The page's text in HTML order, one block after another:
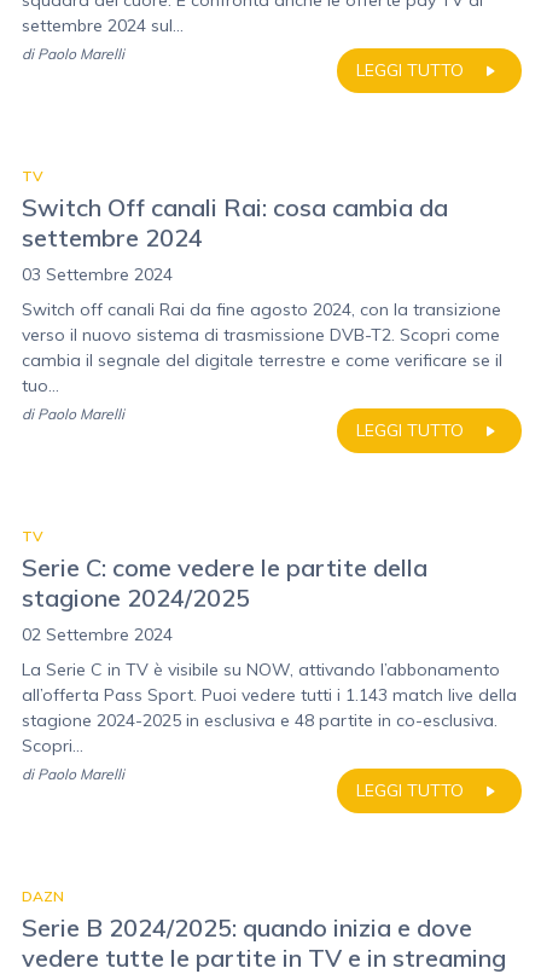
settembre 2024 sul...
LEGGI TUTTO
di Paolo Marelli
TV
Switch Off canali Rai: cosa cambia da
settembre 2024
03 Settembre 2024
Switch off canali Rai da fine agosto 2024, con la transizione
verso il nuovo sistema di trasmissione DVB-T2. Scopri come
cambia il segnale del digitale terrestre e come verificare se il
tuo...
LEGGI TUTTO
di Paolo Marelli
TV
Serie C: come vedere le partite della
stagione 2024/2025
02 Settembre 2024
La Serie C in TV è visibile su NOW, attivando l’abbonamento
all’offerta Pass Sport. Puoi vedere tutti i 1.143 match live della
stagione 2024-2025 in esclusiva e 48 partite in co-esclusiva.
Scopri...
LEGGI TUTTO
di Paolo Marelli
DAZN
Serie B 2024/2025: quando inizia e dove
vedere tutte le partite in TV e in streaming